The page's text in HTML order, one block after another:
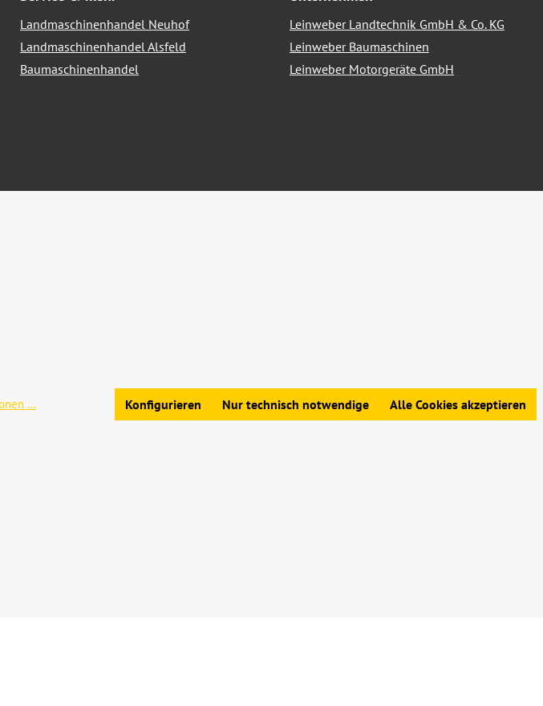
Landmaschinenhandel Neuhof
Landmaschinenhandel Alsfeld
Baumaschinenhandel
Leinweber Landtechnik GmbH & Co. KG
Leinweber Baumaschinen
Leinweber Motorgeräte GmbH
Allgemeine Geschäftsbedingungen|Widerrufsbelehrung|Datenschutz|Impressum
... Nur technisch notwendige
Konfigurieren Alle Cookies akzeptieren